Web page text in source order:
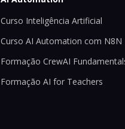
Curso Inteligência Artificial
Curso AI Automation com N8N
Formação CrewAI
Formação AI for Teachers